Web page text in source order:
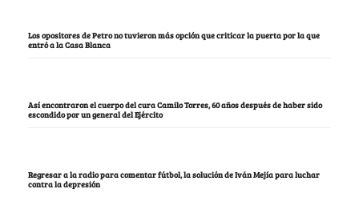
Los opositores de Petro no tuvieron más opción que criticar la puerta por la que
entró a la Casa Blanca
Así encontraron el cuerpo del cura Camilo Torres, 60 años después de haber sido
escondido por un general del Ejército
Regresar a la radio para comentar fútbol, la solución de Iván Mejía para luchar
contra la depresión